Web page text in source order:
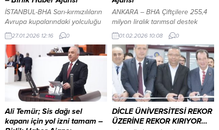
İSTANBUL-BHA Sarı-kırmızılıların
Avrupa kupalarındaki yolculuğu
1956-57 sezonuna dayanıyor. O
tarihten bu yana farklı UEFA
organizasyonlarında 37 farklı
ülkeden 113 farklı takım ile
karşılaşan Galatasaray, toplamda
335 maçta yer aldı. Bu kapsamda
takımın kupalardaki performansı
şöyle: YAZI ARASI REKLAM ALANI
Galatasaray, Fatih Karagümrük
deplasmanında İçeriği Görüntüle
27.01.2026 12:16 0
ANKARA – BHA Çiftçilere 255,4
milyon liralık tarımsal destek
ödemesi bugün hesaplara
yatırılıyor İçeriği Görüntüle YAZI
ARASI REKLAM ALANI Tüketici
Fiyat Endeksi (TÜFE), 2025 yılı
Aralık ayında bir önceki aya göre
yüzde 0,89 artış kaydetmişti.
Endeks, bir önceki yılın aralık
ayına göre ve yıllık bazda yüzde
30,89 seviyesinde
gerçekleşirken,...
01.02.2026 10:08 0
Ali Temür; Sis dağı sel
kapanı için yol izni tamam –
DİCLE ÜNİVERSİTESİ REKOR
ÜZERİNE REKOR KIRIYOR…